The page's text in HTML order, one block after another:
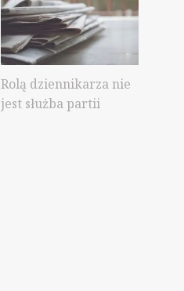
Rolą dziennikarza nie
jest służba partii